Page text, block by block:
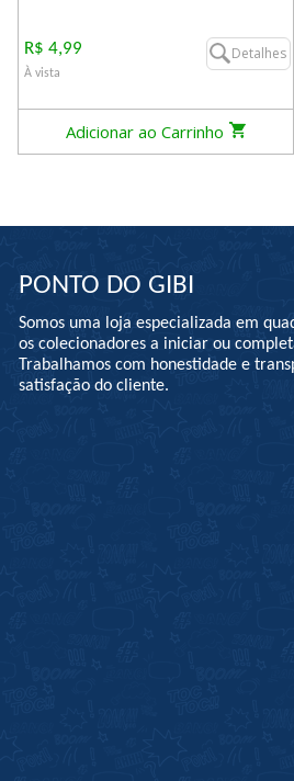
R$ 4,99
À vista
Detalhes
Adicionar ao Carrinho
PONTO DO GIBI
Somos uma loja especializada em
os colecionadores a iniciar ou
Trabalhamos com honestidade e
satisfação do cliente.